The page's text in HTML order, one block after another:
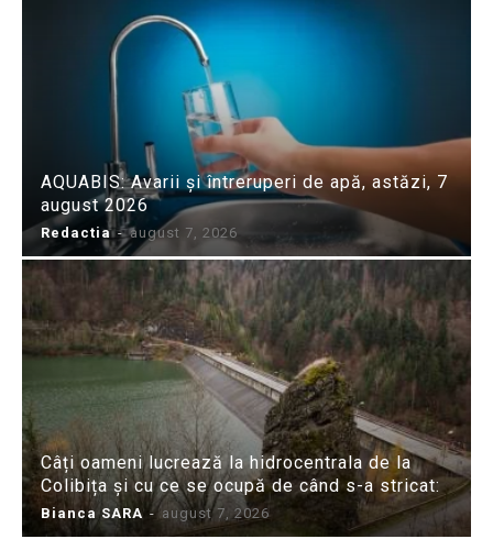
AQUABIS: Avarii și întreruperi de apă, astăzi, 7
august 2026
Redactia - august 7, 2026
Câți oameni lucrează la hidrocentrala de la
Colibița și cu ce se ocupă de când s-a stricat:
Bianca SARA - august 7, 2026